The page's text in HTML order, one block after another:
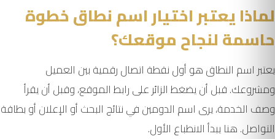
لماذا يعتبر اختيار اسم نطاق خطوة
حاسمة لنجاح موقعك؟
يعتبر اسم النطاق هو أول نقطة اتصال رقمية بين العميل
ومشروعك. قبل أن يضغط الزائر على رابط الموقع، وقبل أن يقرأ
وصف الخدمة، يرى اسم الدومين في نتائج البحث أو الإعلان أو بطاقة
التواصل. هنا يبدأ الانطباع الأول.